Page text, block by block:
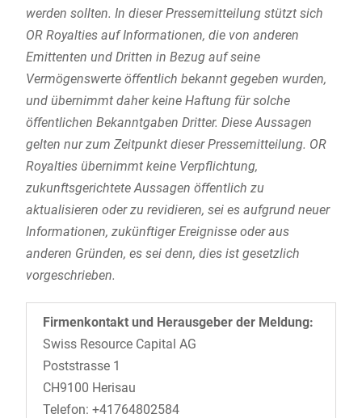
werden sollten. In dieser Pressemitteilung stützt sich
OR Royalties auf Informationen, die von anderen
Emittenten und Dritten in Bezug auf seine
Vermögenswerte öffentlich bekannt gegeben wurden,
und übernimmt daher keine Haftung für solche
öffentlichen Bekanntgaben Dritter. Diese Aussagen
gelten nur zum Zeitpunkt dieser Pressemitteilung. OR
Royalties übernimmt keine Verpflichtung,
zukunftsgerichtete Aussagen öffentlich zu
aktualisieren oder zu revidieren, sei es aufgrund neuer
Informationen, zukünftiger Ereignisse oder aus
anderen Gründen, es sei denn, dies ist gesetzlich
vorgeschrieben.
Firmenkontakt und Herausgeber der Meldung:
Swiss Resource Capital AG
Poststrasse 1
CH9100 Herisau
Telefon: +41764802584